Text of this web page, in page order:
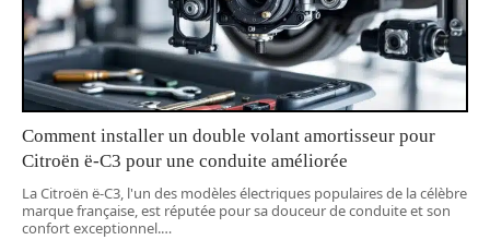
Comment installer un double volant amortisseur pour
Citroën ë-C3 pour une conduite améliorée
La Citroën ë-C3, l'un des modèles électriques populaires de la célèbre
marque française, est réputée pour sa douceur de conduite et son
confort exceptionnel.…